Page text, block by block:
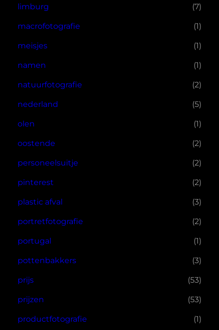
limburg (7)
macrofotografie (1)
meisjes (1)
namen (1)
natuurfotografie (2)
nederland (5)
olen (1)
oostende (2)
personeelsuitje (2)
pinterest (2)
plastic afval (3)
portretfotografie (2)
portugal (1)
pottenbakkers (3)
prijs (53)
prijzen (53)
productfotografie (1)